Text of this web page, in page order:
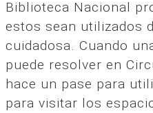
Biblioteca Nacional
estos sean utilizados
cuidadosa. Cuando
puede resolver en
hace un pase para
para visitar los